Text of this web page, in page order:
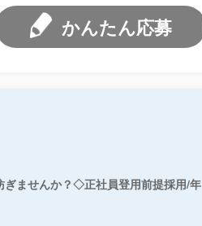
かんたん応募
ぎませんか？◇正社員登用前提採用/年